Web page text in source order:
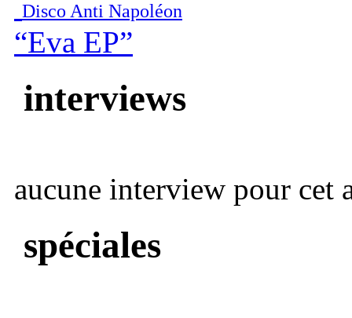
Disco Anti Napoléon
“Eva EP”
interviews
aucune interview pour cet
spéciales